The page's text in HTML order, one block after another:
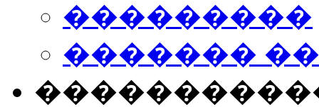
���������
�������